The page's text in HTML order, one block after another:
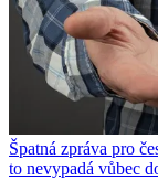
Špatná zpráva pro
to nevypadá vůbec